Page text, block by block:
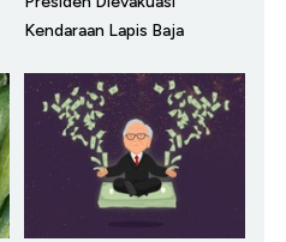
Kendaraan Lapis Baja